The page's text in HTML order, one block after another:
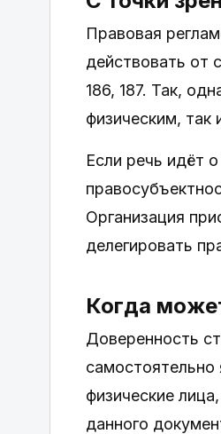
Правовая
действовать от
186, 187. Так,
физическим, так
Если речь идёт
Организация
делегировать
Когда
Доверенность
физические
данного